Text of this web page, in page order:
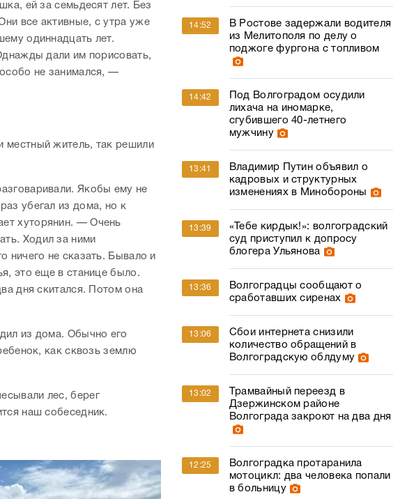
ей за семьдесят лет. Без
все активные, с утра уже
одиннадцать лет.
дали им порисовать,
не занимался, —
местный житель, так решили
Якобы ему не
убегал из дома, но к
хуторянин. — Очень
Ходил за ними
ничего не сказать. Бывало и
это еще в станице было.
дня скитался. Потом она
из дома. Обычно его
как сквозь землю
лес, берег
наш собеседник.
14:52
В Ростове задержали водителя
из Мелитополя по делу о
поджоге фургона с топливом
14:42
Под Волгоградом осудили
лихача на иномарке,
сгубившего 40-летнего
мужчину
13:41
Владимир Путин объявил о
кадровых и структурных
изменениях в Минобороны
13:39
«Тебе кирдык!»: волгоградский
суд приступил к допросу
блогера Ульянова
13:36
Волгоградцы сообщают о
сработавших сиренах
13:06
Сбои интернета снизили
количество обращений в
Волгоградскую облдуму
13:02
Трамвайный переезд в
Дзержинском районе
Волгограда закроют на два дня
12:25
Волгоградка протаранила
мотоцикл: два человека попали
в больницу